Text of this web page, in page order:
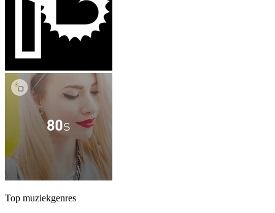
Top muziekgenres